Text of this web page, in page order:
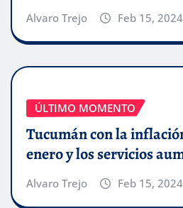
Alvaro Trejo Feb 15, 2024
ÚLTIMO MOMENTO
Tucumán con la
enero y los servicios
Alvaro Trejo Feb 15, 2024